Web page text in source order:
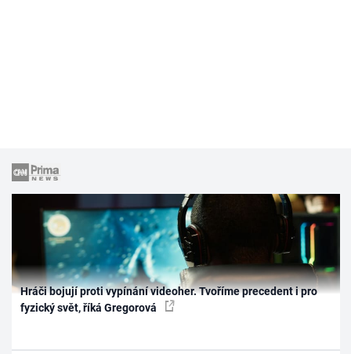
Hráči bojují proti vypínání videoher. Tvoříme precedent i pro
fyzický svět, říká Gregorová